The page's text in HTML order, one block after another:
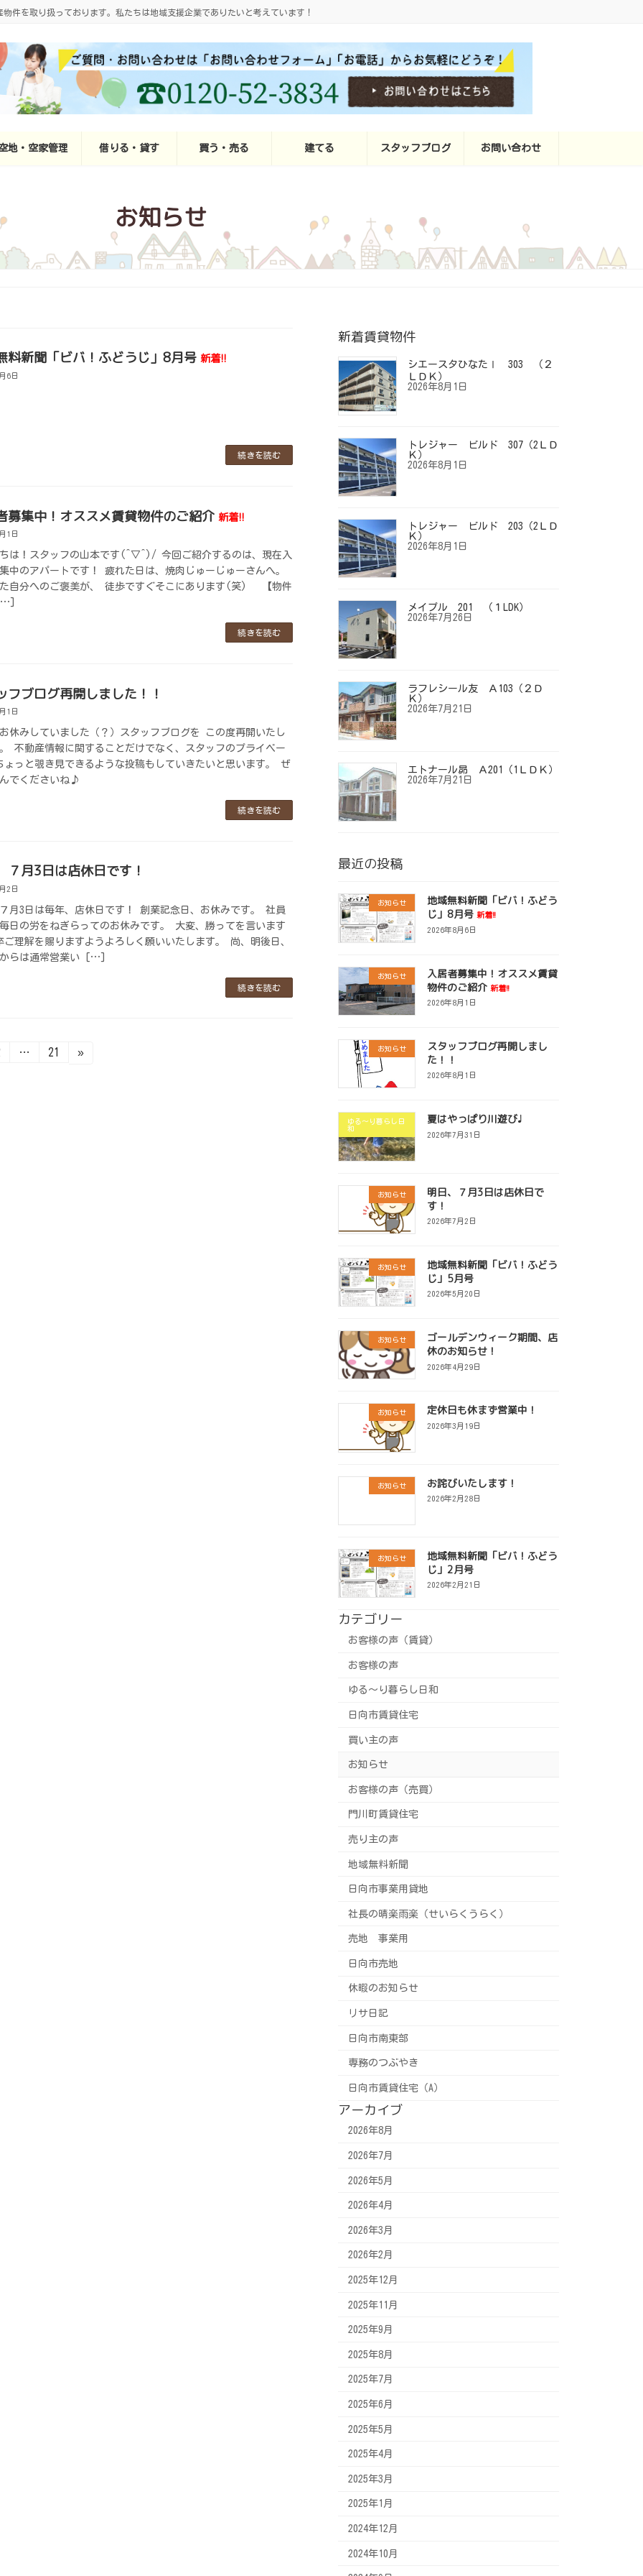
件を取り扱っております。私たちは地域支援企業でありたいと考えています！
地・空家管理 借りる・貸す 買う・売る 建てる スタッフブログ お問い合わせ
お知らせ
料新聞「ビバ！ふどうじ」8月号 新着!!
6日
続きを読む
募集中！オススメ賃貸物件のご紹介 新着!!
1日
は！スタッフの山本です(^▽^)/ 今回ご紹介するのは、現在入
中のアパートです！ 疲れた日は、焼肉じゅーじゅーさんへ。
自分へのご褒美が、 徒歩ですぐそこにあります(笑) 【物件
続きを読む
フブログ再開しました！！
1日
休みしていました（？）スタッフブログを この度再開いたし
不動産情報に関することだけでなく、スタッフのプライベー
ょっと覗き見できるような投稿もしていきたいと思います。 ぜ
でくださいね♪
続きを読む
７月3日は店休日です！
2日
月3日は毎年、店休日です！ 創業記念日、お休みです。 社員
日の労をねぎらってのお休みです。 大変、勝ってを言います
ご理解を賜りますようよろしく願いいたします。 尚、明後日、
からは通常営業い […]
続きを読む
…
固
21 »
新着賃貸物件
シエースタひなたⅠ 303 （２
ＬＤＫ）
2026年8月1日
トレジャー ビルド 307（2ＬＤ
Ｋ）
2026年8月1日
トレジャー ビルド 203（2ＬＤ
Ｋ）
2026年8月1日
メイプル 201 （１LDK）
2026年7月26日
ラフレシール友 Ａ103（２Ｄ
Ｋ）
2026年7月21日
エトナール昴 Ａ201（1ＬＤＫ）
2026年7月21日
最近の投稿
お知らせ
地域無料新聞「ビバ！ふどう
じ」8月号 新着!!
2026年8月6日
お知らせ
入居者募集中！オススメ賃貸
物件のご紹介 新着!!
2026年8月1日
お知らせ
スタッフブログ再開しまし
た！！
2026年8月1日
ゆる～り暮らし日
和
夏はやっぱり川遊び♩
2026年7月31日
お知らせ
明日、７月3日は店休日で
す！
2026年7月2日
お知らせ
地域無料新聞「ビバ！ふどう
じ」5月号
2026年5月20日
お知らせ
ゴールデンウィーク期間、店
休のお知らせ！
2026年4月29日
お知らせ 定休日も休まず営業中！
2026年3月19日
お知らせ お詫びいたします！
2026年2月28日
お知らせ
地域無料新聞「ビバ！ふどう
じ」2月号
2026年2月21日
カテゴリー
お客様の声（賃貸）
お客様の声
ゆる～り暮らし日和
日向市賃貸住宅
買い主の声
お知らせ
お客様の声（売買）
門川町賃貸住宅
売り主の声
地域無料新聞
日向市事業用貸地
社長の晴楽雨楽（せいらくうらく）
売地 事業用
日向市売地
休暇のお知らせ
リサ日記
日向市南東部
専務のつぶやき
日向市賃貸住宅（A）
アーカイブ
2026年8月
2026年7月
2026年5月
2026年4月
2026年3月
2026年2月
2025年12月
2025年11月
2025年9月
2025年8月
2025年7月
2025年6月
2025年5月
2025年4月
2025年3月
2025年1月
2024年12月
2024年10月